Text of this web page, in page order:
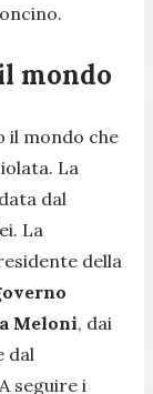
mondo
il mondo che
La
dal
La
della
Meloni, dai
dal
seguire i